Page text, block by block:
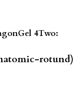
4Two:
rotund)